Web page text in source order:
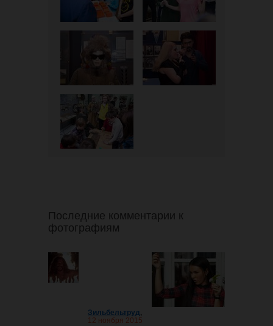
Последние комментарии к
фотографиям
Зильбельтруд,
12 ноября 2015